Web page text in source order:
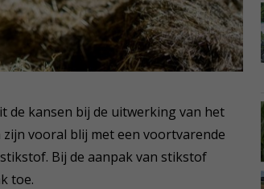
de kansen bij de uitwerking van het
vooral blij met een voortvarende
Bij de aanpak van stikstof
toe.